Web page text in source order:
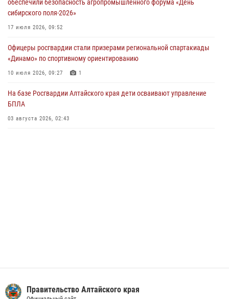
Сотрудники Росгвардии провели встречу с юными пограничниками
03 июля 2026, 04:03
Управление Росгвардии по Алтайскому краю провело для детей
02 июля 2026, 00:55
В краевом управлении вневедомственной охраны Росгвардии по
обеспечили безопасность агропромышленного форума «День
сибирского поля-2026»
17 июля 2026, 09:52
Офицеры росгвардии стали призерами региональной спартакиады
«Динамо» по спортивному ориентированию
10 июля 2026, 09:27 1
На базе Росгвардии Алтайского края дети осваивают управление
БПЛА
03 августа 2026, 02:43
Правительство Алтайского края